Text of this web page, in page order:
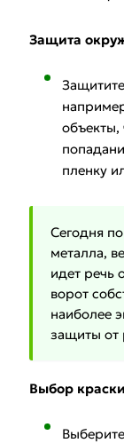
Защита
объекты,
пленку
Сегодня
металла,
идет речь
ворот
наиболее
защиты от
Выбор